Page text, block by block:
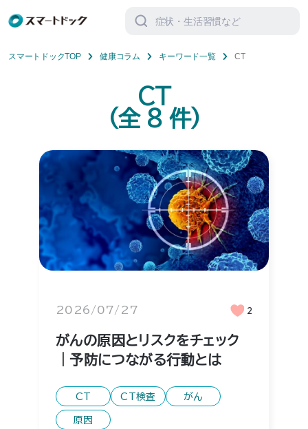
索
スマートドックTOP 健康コラム キーワード一覧 CT
CT
(全8 件)
2026/07/27 2
がんの原因とリスクをチェック
｜予防につながる行動とは
CT CT検査 がん
原因